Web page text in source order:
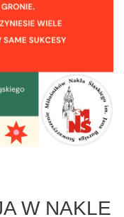
W NAKLE